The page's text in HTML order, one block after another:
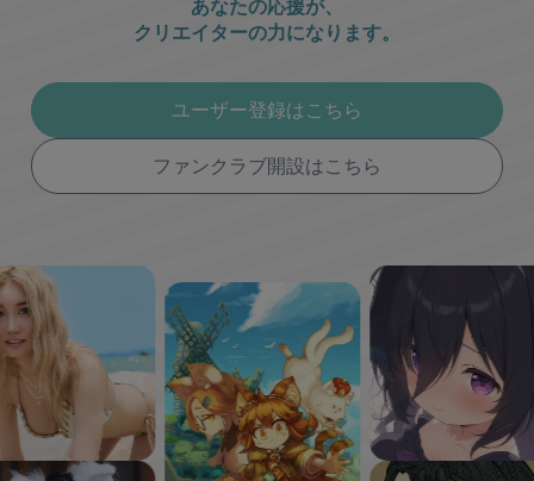
あなたの応援が、
クリエイターの力になります。
ユーザー登録はこちら
ファンクラブ開設はこちら